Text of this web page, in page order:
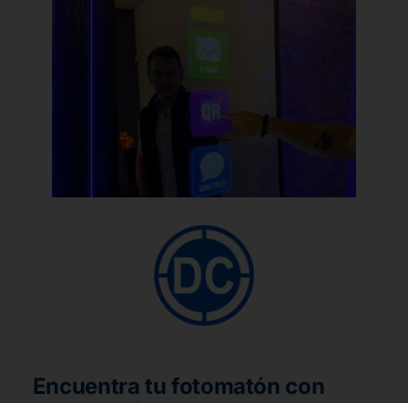
Encuentra tu fotomatón con